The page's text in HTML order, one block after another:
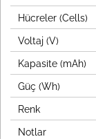
Hücreler (Cells)
Voltaj (V)
Kapasite (mAh)
Güç (Wh)
Renk
Notlar